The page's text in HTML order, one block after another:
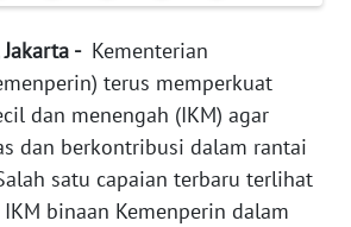
Jakarta - Kementerian
terus memperkuat
dan menengah (IKM) agar
dan berkontribusi dalam rantai
satu capaian terbaru terlihat
binaan Kemenperin dalam